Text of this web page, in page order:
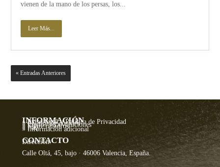
vienen de la mano de los persas, los...
Leer Más...
« Entradas Anteriores
INFORMACIÓN
» Aviso legal y Política de Privacidad
» Política de cookies
» Envíos y Devoluciones
» Sobre nosotros
» Faq
» Información adicional
CONTACTO
Dirección:
Calle Oltá, 45, bajo · 46006 Valencia, España.